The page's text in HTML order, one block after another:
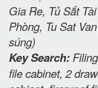
Gia Re, Tủ Sắt
Phòng, Tu Sat
súng)
Key Search:
file cabinet, 2